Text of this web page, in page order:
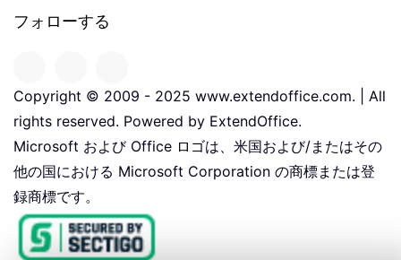
フォローする
Copyright © 2009 - 2025 www.extendoffice.com. | All
rights reserved. Powered by ExtendOffice.
Microsoft および Office ロゴは、米国および/またはその
他の国における Microsoft Corporation の商標または登
録商標です。